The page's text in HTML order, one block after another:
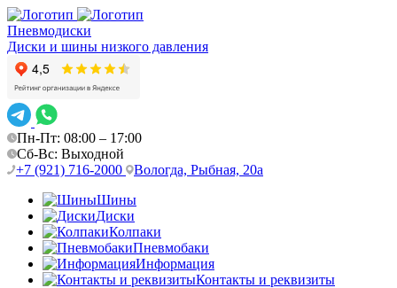
Пневмодиски
Диски и шины низкого давления
Пн-Пт: 08:00 – 17:00
Сб-Вс: Выходной
+7 (921) 716-2000
Вологда, Рыбная, 20а
Шины
Диски
Колпаки
Пневмобаки
Информация
Контакты и реквизиты